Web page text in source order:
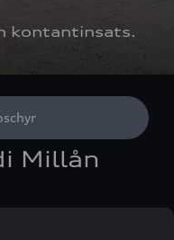
kontantinsats.
Millån